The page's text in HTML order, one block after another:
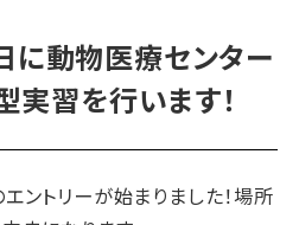
動物医療センター
習を行います！
ントリーが始まりました！場所